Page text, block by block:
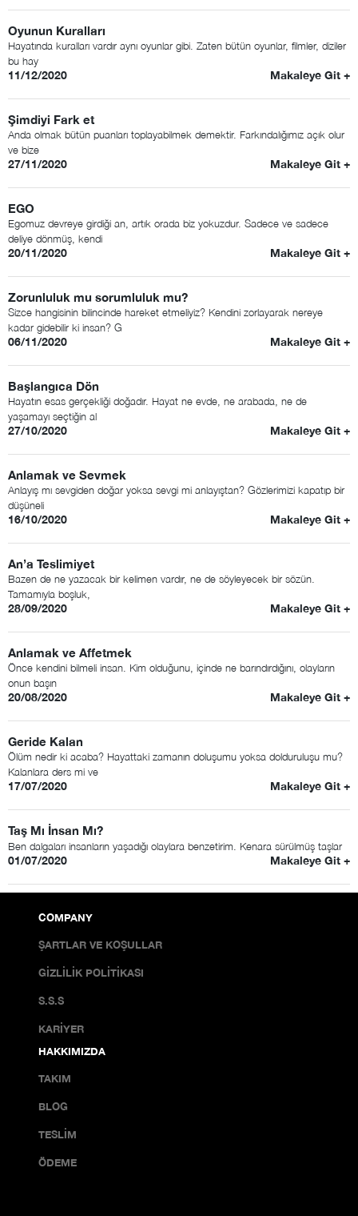
Oyunun Kuralları
Hayatında kuralları vardır aynı oyunlar gibi. Zaten bütün oyunlar, filmler, diziler
bu hay
11/12/2020 Makaleye Git +
Şimdiyi Fark et
Anda olmak bütün puanları toplayabilmek demektir. Farkındalığımız açık olur
ve bize
27/11/2020 Makaleye Git +
EGO
Egomuz devreye girdiği an, artık orada biz yokuzdur. Sadece ve sadece
deliye dönmüş, kendi
20/11/2020 Makaleye Git +
Zorunluluk mu sorumluluk mu?
Sizce hangisinin bilincinde hareket etmeliyiz? Kendini zorlayarak nereye
kadar gidebilir ki insan? G
06/11/2020 Makaleye Git +
Başlangıca Dön
Hayatın esas gerçekliği doğadır. Hayat ne evde, ne arabada, ne de
yaşamayı seçtiğin al
27/10/2020 Makaleye Git +
Anlamak ve Sevmek
Anlayış mı sevgiden doğar yoksa sevgi mi anlayıştan? Gözlerimizi kapatıp bir
düşüneli
16/10/2020 Makaleye Git +
An’a Teslimiyet
Bazen de ne yazacak bir kelimen vardır, ne de söyleyecek bir sözün.
Tamamıyla boşluk,
28/09/2020 Makaleye Git +
Anlamak ve Affetmek
Önce kendini bilmeli insan. Kim olduğunu, içinde ne barındırdığını, olayların
onun başın
20/08/2020 Makaleye Git +
Geride Kalan
Ölüm nedir ki acaba? Hayattaki zamanın doluşumu yoksa dolduruluşu mu?
Kalanlara ders mi ve
17/07/2020 Makaleye Git +
Taş Mı İnsan Mı?
Ben dalgaları insanların yaşadığı olaylara benzetirim. Kenara sürülmüş taşlar
01/07/2020 Makaleye Git +
COMPANY
ŞARTLAR VE KOŞULLAR
GİZLİLİK POLİTİKASI
S.S.S
KARİYER
HAKKIMIZDA
TAKIM
BLOG
TESLIM
ÖDEME